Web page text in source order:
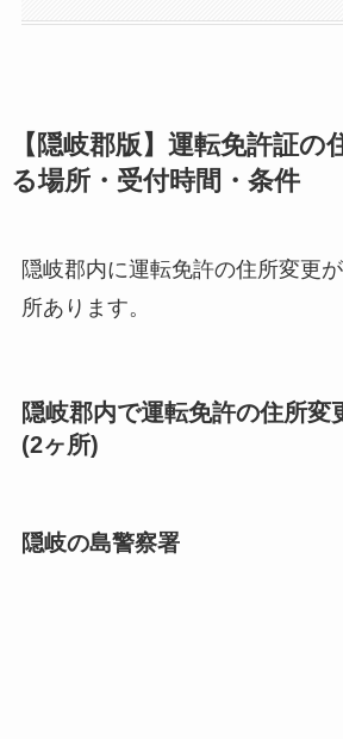
【隠岐郡版】運転免許証の
る場所・受付時間・条件
隠岐郡内に運転免許の住所変更
所あります。
隠岐郡内で運転免許の住所変
(2ヶ所)
隠岐の島警察署